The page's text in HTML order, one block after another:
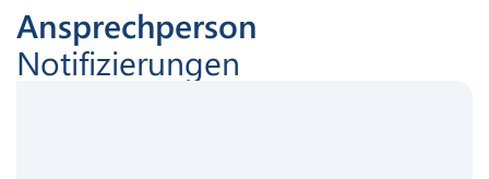
Ansprechperson
Notifizierungen